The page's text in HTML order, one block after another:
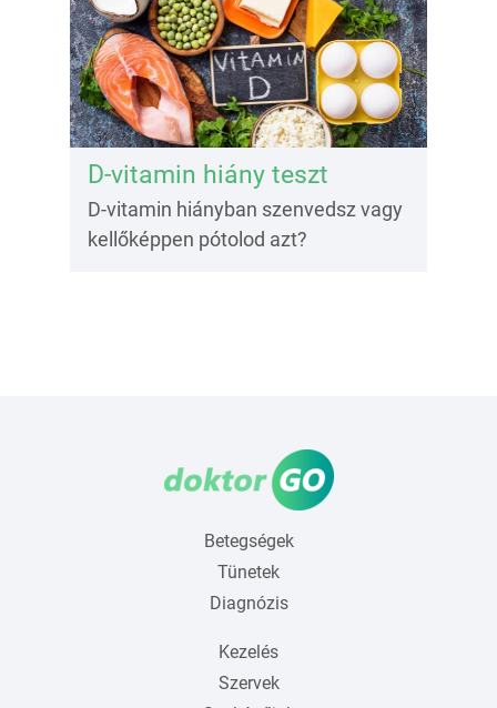
D-vitamin hiány teszt
D-vitamin hiányban szenvedsz vagy
kellőképpen pótolod azt?
Betegségek
Tünetek
Diagnózis
Kezelés
Szervek